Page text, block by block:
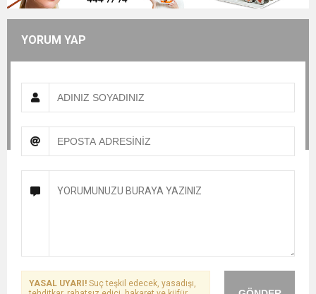
YORUM YAP
YASAL UYARI! Suç teşkil edecek, yasadışı,